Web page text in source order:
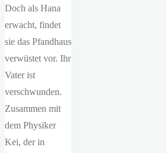
Doch als Hana
erwacht, findet
sie das Pfandhaus
verwüstet vor. Ihr
Vater ist
verschwunden.
Zusammen mit
dem Physiker
Kei, der in